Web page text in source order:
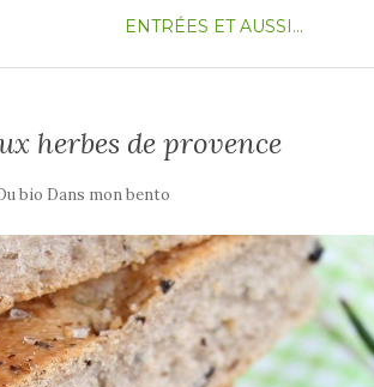
ENTRÉES ET AUSSI...
herbes de provence
bio Dans mon bento